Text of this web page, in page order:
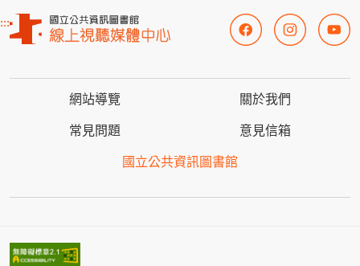
:::
網站導覽 關於我們
常見問題 意見信箱
國立公共資訊圖書館